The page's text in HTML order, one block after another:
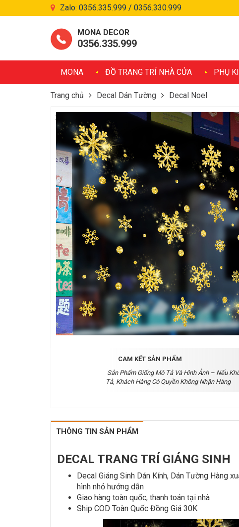
Zalo: 0356.335.999 / 0356.330.999
MONA DECOR
0356.335.999
MONA ĐỒ TRANG TRÍ NHÀ CỬA PHỤ
Trang chủ Decal Dán Tường Decal Noel
Decal Bông Tuyết Nhũ Vàng
CAM KẾT SẢN PHẨM
Sản Phẩm Giống Mô Tả Và Hình Ảnh – Nếu
Tả, Khách Hàng Có Quyền Không Nhận Hàng
THÔNG TIN SẢN PHẨM
DECAL TRANG TRÍ GIÁNG SINH
Decal Giáng Sinh Dán Kính, Dán Tường Hàng
hình nhỏ hướng dẫn
Giao hàng toàn quốc, thanh toán tại nhà
Ship COD Toàn Quốc Đồng Giá 30K